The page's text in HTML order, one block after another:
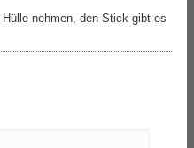
nehmen, den Stick gibt es